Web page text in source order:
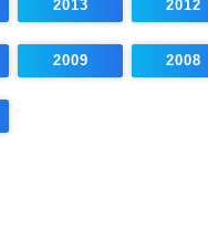
2013 2012
2009 2008